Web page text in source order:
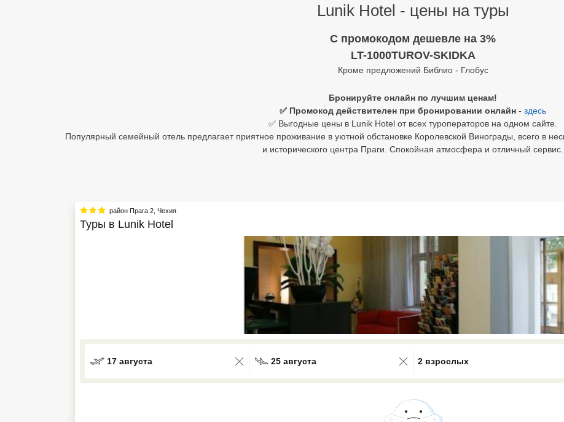
Lunik Hotel - цены на туры
C промокодом дешевле на 3%
LT-1000TUROV-SKIDKA
Кроме предложений Библио - Глобус
Бронируйте онлайн по лучшим ценам!
✅ Промокод действителен при бронировании онлайн - здесь
✅ Выгодные цены в Lunik Hotel от всех туроператоров на одном сайте.
Популярный семейный отель предлагает приятное проживание в уютной обстановке Королевской Винограды, всего в
и исторического центра Праги. Спокойная атмосфера и отличный сервис.
район Прага 2, Чехия
Туры в Lunik Hotel
17 августа 25 августа
0 results available. Select is focused ,
2 взрослых